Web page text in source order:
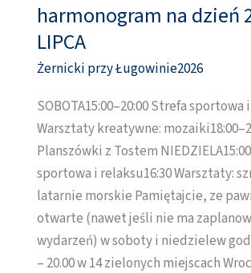
harmonogram na dzień
LIPCA
Żernicki przy Ługowinie2026
SOBOTA15:00–20:00 Strefa sportowa
Warsztaty kreatywne:
Planszówki z Tostem
sportowa i relaksu16:30 Warsztaty:
latarnie morskie Pamiętajcie, ze
otwarte (nawet jeśli nie ma
wydarzeń) w soboty i niedzielew
– 20.00 w 14 zielonych miejscach
harmonogram
na
dzień
–
26
LIPCA